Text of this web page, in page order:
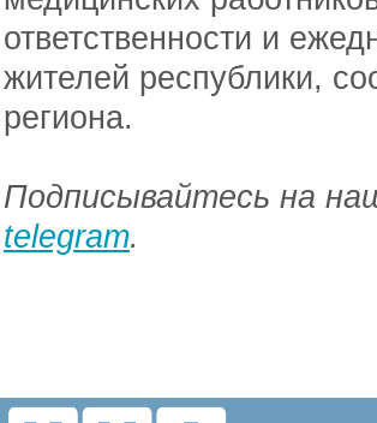
ответственности и
жителей республики,
региона.
Подписывайтесь на
telegram.